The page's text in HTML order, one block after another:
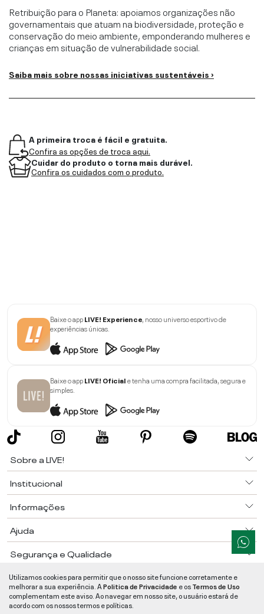
Retribuição para o Planeta: apoiamos organizações não
governamentais que atuam na biodiversidade, proteção e
conservação do meio ambiente, emponderando mulheres e
crianças em situação de vulnerabilidade social.
Saiba mais sobre nossas iniciativas sustentáveis ›
A primeira troca é fácil e gratuita.
Confira as opções de troca aqui.
Cuidar do produto o torna mais durável.
Confira os cuidados com o produto.
Baixe o appLIVE! Experience , nosso universo esportivo de
experiências únicas.
Baixe o appLIVE! Oficiale tenha uma compra facilitada, segura e
simples.
Sobre a LIVE!
Institucional
Informações
Ajuda
Segurança e Qualidade
DA COSTA, 1600 - BAIRRO VIEIRA - CEP 89257-207-JARAGUÁ DO SUL/SC
CNPJ:05.108.435/0001-78-MAPA DO SITE
Utilizamos cookies para permitir que o nosso site funcione corretamente e
melhorar a sua experiência. APolitica de Privacidade e osTermos de Uso
complementam este aviso. Ao navegar em nosso site, o usuário estará de
acordo com os nossos termos e políticas.